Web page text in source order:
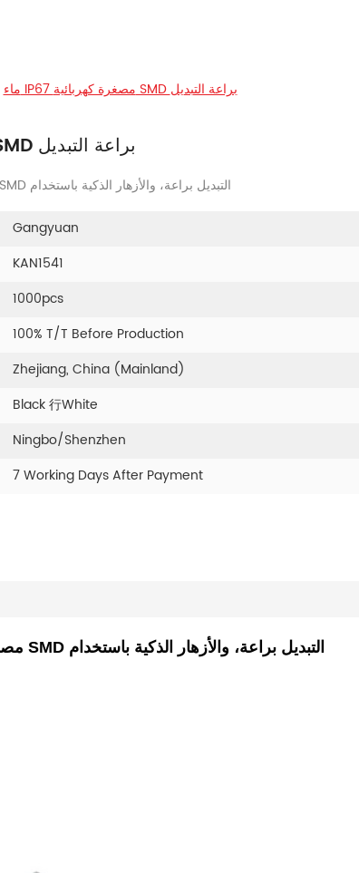
ماء IP67 مصغرة كهربائية SMD براعة التبديل
ماء IP67 مصغرة كهربائية SMD براعة التبديل
أداء مقاوم للماء IP67 مصغرة كهربائية SMD التبديل براعة، والأزهار الذكية باستخدام
Gangyuan
KAN1541
1000pcs
100% T/T Before Production
Zhejiang, China (Mainland)
Black 行white
Ningbo/Shenzhen
7 Working Days After Payment
أداء مقاوم للماء IP67 مصغرة SMD التبديل براعة، والأزهار الذكية باستخدام